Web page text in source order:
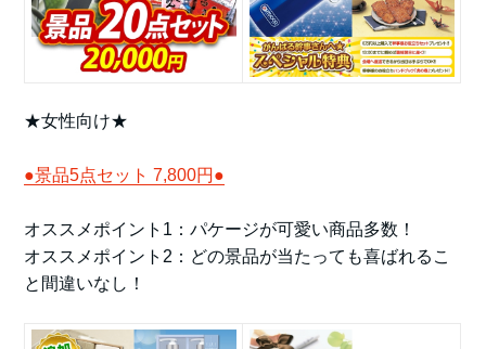
★女性向け★
●景品5点セット 7,800円●
オススメポイント1：パケージが可愛い商品多数！
オススメポイント2：どの景品が当たっても喜ばれるこ
と間違いなし！